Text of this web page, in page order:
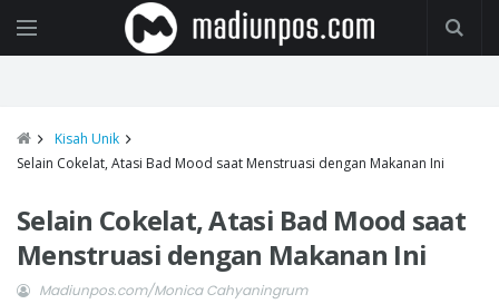
Kisah Unik
Selain Cokelat, Atasi Bad Mood saat Menstruasi dengan Makanan Ini
Selain Cokelat, Atasi Bad Mood saat
Menstruasi dengan Makanan Ini
Madiunpos.com/Monica Cahyaningrum